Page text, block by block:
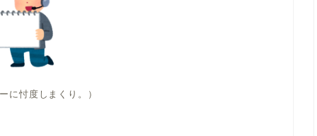
に忖度しまくり。）